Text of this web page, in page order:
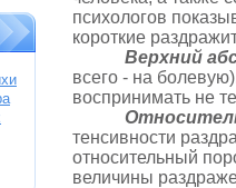
психологов
короткие
Верхний
всего - на
воспринимать не
тенсивности
относительный
величины